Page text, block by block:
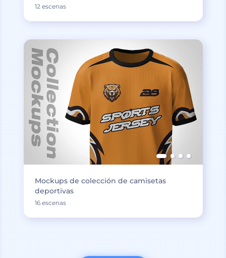
12 escenas
Mockups de colección de camisetas
deportivas
16 escenas